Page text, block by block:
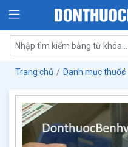
Trang chủ Danh mục thuốc